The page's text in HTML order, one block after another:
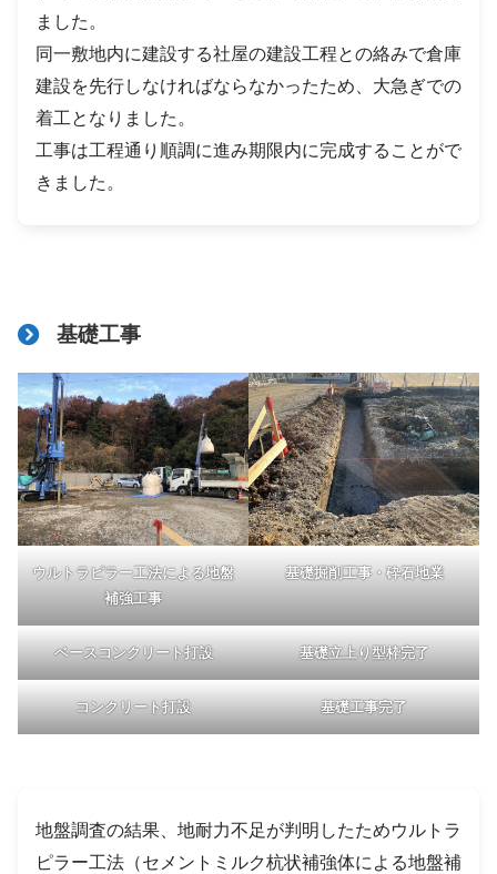
ました。
同一敷地内に建設する社屋の建設工程との絡みで倉庫
建設を先行しなければならなかったため、大急ぎでの
着工となりました。
工事は工程通り順調に進み期限内に完成することがで
きました。
基礎工事
ウルトラピラー工法による地盤
補強工事
基礎掘削工事・砕石地業
ベースコンクリート打設 基礎立上り型枠完了
コンクリート打設 基礎工事完了
地盤調査の結果、地耐力不足が判明したためウルトラ
ピラー工法（セメントミルク杭状補強体による地盤補